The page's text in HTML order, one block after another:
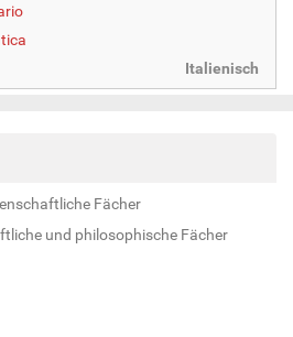
Italienisch
Fächer
und philosophische Fächer